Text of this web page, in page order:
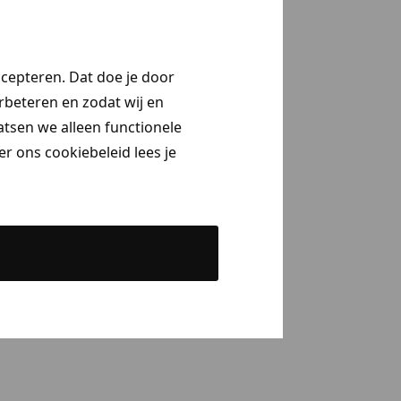
Dat doe je door
en zodat wij en
we alleen functionele
ons cookiebeleid lees je